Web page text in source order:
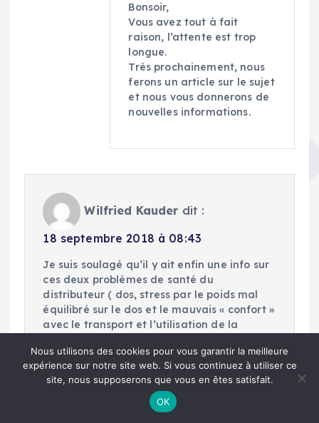
Bonsoir,
Vous avez tout à fait
raison, l’attente est trop
longue.
Très prochainement, nous
ferons un article sur le sujet
et nous vous donnerons de
nouvelles informations.
Wilfried Kauder dit :
18 septembre 2018 à 08:43
Je suis soulagé qu’il y ait enfin une info sur
ces deux problèmes de santé du
distributeur ( dos, stress par le poids mal
équilibré sur le dos et le mauvais « confort »
avec le transport et l’utilisation de la
d’utilisation et puis « paye juste » pour le
distributeur.
( Je me demande pourquoi il est possible de
programmer des badgeuses dans un sens
qui donne tous les avantages à l’entreprise,
Nous utilisons des cookies pour vous garantir la meilleure
expérience sur notre site web. Si vous continuez à utiliser ce
site, nous supposerons que vous en êtes satisfait.
OK